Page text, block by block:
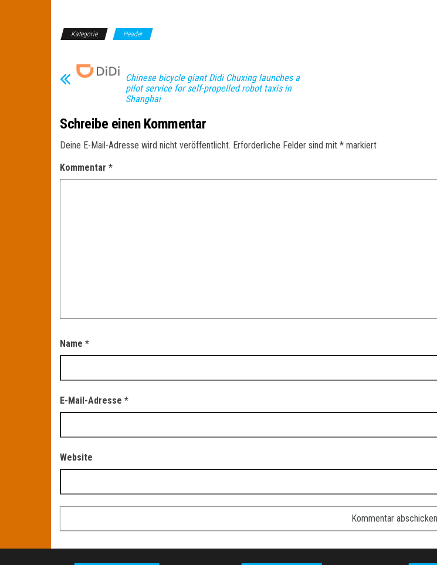
Kategorie Header
Chinese bicycle giant Didi Chuxing launches a
pilot service for self-propelled robot taxis in
Shanghai
Schreibe einen Kommentar
Deine E-Mail-Adresse wird nicht veröffentlicht. Erforderliche Felder sind mit * markiert
Kommentar *
Name *
E-Mail-Adresse *
Website